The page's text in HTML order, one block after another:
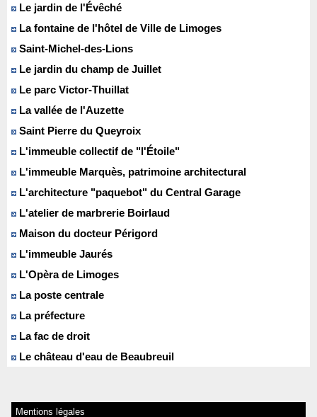
Le jardin de l'Évêché
La fontaine de l'hôtel de Ville de Limoges
Saint-Michel-des-Lions
Le jardin du champ de Juillet
Le parc Victor-Thuillat
La vallée de l'Auzette
Saint Pierre du Queyroix
L'immeuble collectif de "l'Étoile"
L'immeuble Marquès, patrimoine architectural
L'architecture "paquebot" du Central Garage
L'atelier de marbrerie Boirlaud
Maison du docteur Périgord
L'immeuble Jaurés
L'Opèra de Limoges
La poste centrale
La préfecture
La fac de droit
Le château d'eau de Beaubreuil
Mentions légales